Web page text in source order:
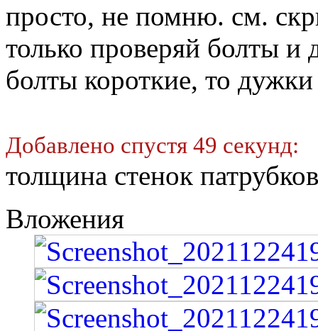
просто, не помню. см.
только проверяй болты
болты короткие, то
Добавлено спустя 49 секунд:
толщина стенок
Вложения